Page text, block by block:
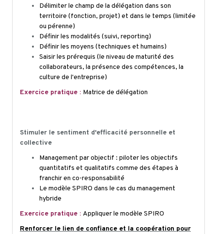
Délimiter le champ de la délégation dans son
territoire (fonction, projet) et dans le temps (limitée
ou pérenne)
Définir les modalités (suivi, reporting)
Définir les moyens (techniques et humains)
Saisir les prérequis (le niveau de maturité des
collaborateurs, la présence des compétences, la
culture de l'entreprise)
Exercice pratique : Matrice de délégation
Stimuler le sentiment d'efficacité personnelle et
collective
Management par objectif : piloter les objectifs
quantitatifs et qualitatifs comme des étapes à
franchir en co-responsabilité
Le modèle SPIRO dans le cas du management
hybride
Exercice pratique : Appliquer le modèle SPIRO
Renforcer le lien de confiance et la coopération pour